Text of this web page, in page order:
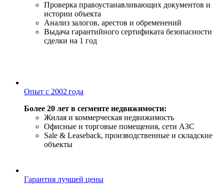
Проверка правоустанавливающих документов и
истории объекта
Анализ залогов, арестов и обременений
Выдача гарантийного сертификата безопасности
сделки на 1 год
Опыт с 2002 года
Более 20 лет в сегменте недвижимости:
Жилая и коммерческая недвижимость
Офисные и торговые помещения, сети АЗС
Sale & Leaseback, производственные и складские
объекты
Гарантия лучшей цены